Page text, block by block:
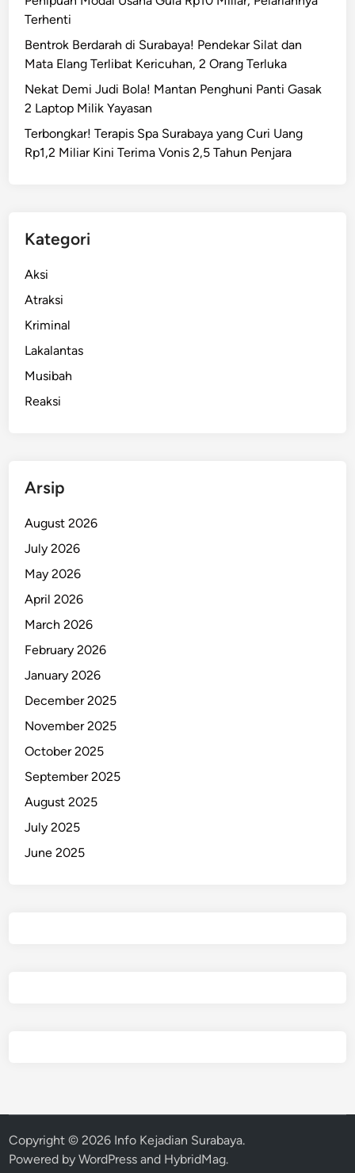
r
b
a
k
d
i
P
b
u
T
a
j
a
,
S
u
a
b
a
a
Terhenti
Bentrok Berdarah di Surabaya! Pendekar Silat dan
Mata Elang Terlibat Kericuhan, 2 Orang Terluka
Nekat Demi Judi Bola! Mantan Penghuni Panti Gasak
2 Laptop Milik Yayasan
Terbongkar! Terapis Spa Surabaya yang Curi Uang
Rp1,2 Miliar Kini Terima Vonis 2,5 Tahun Penjara
Kategori
Aksi
Atraksi
Kriminal
Lakalantas
Musibah
Reaksi
Arsip
August 2026
July 2026
May 2026
April 2026
March 2026
February 2026
January 2026
December 2025
November 2025
October 2025
September 2025
August 2025
July 2025
June 2025
Copyright © 2026 Info Kejadian Surabaya.
Powered byWordPress and HybridMag.